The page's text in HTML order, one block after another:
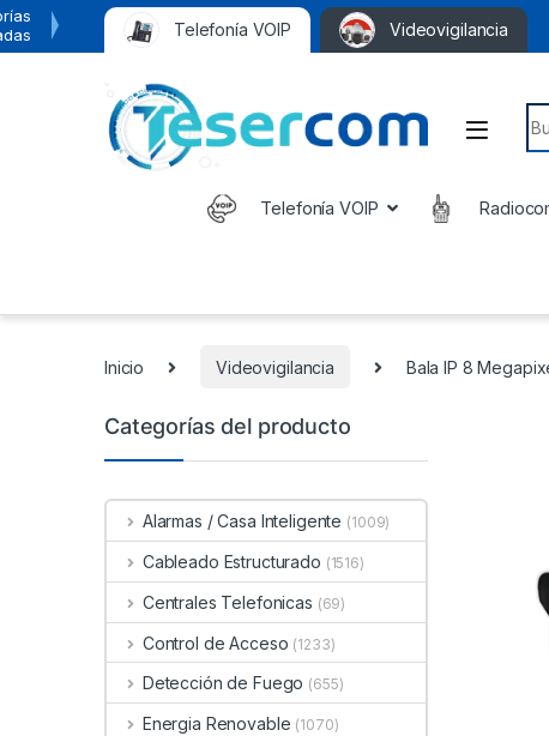
Telefonía VOIP Videovigilancia
Telefonía VOIP
Inicio Videovigilancia Bala IP 8
Categorías del producto
Alarmas / Casa Inteligente (1009)
Cableado Estructurado (1516)
Centrales Telefonicas (69)
Control de Acceso (1233)
Detección de Fuego (655)
Energia Renovable (1070)